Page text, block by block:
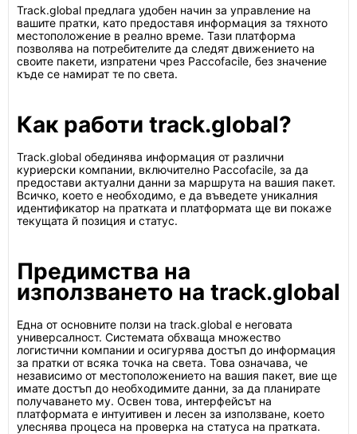
Track.global предлага удобен начин за управление на
вашите пратки, като предоставя информация за тяхното
местоположение в реално време. Тази платформа
позволява на потребителите да следят движението на
своите пакети, изпратени чрез Paccofacile, без значение
къде се намират те по света.
Как работи track.global?
Track.global обединява информация от различни
куриерски компании, включително Paccofacile, за да
предостави актуални данни за маршрута на вашия пакет.
Всичко, което е необходимо, е да въведете уникалния
идентификатор на пратката и платформата ще ви покаже
текущата й позиция и статус.
Предимства на
използването на track.global
Една от основните ползи на track.global е неговата
универсалност. Системата обхваща множество
логистични компании и осигурява достъп до информация
за пратки от всяка точка на света. Това означава, че
независимо от местоположението на вашия пакет, вие ще
имате достъп до необходимите данни, за да планирате
получаването му. Освен това, интерфейсът на
платформата е интуитивен и лесен за използване, което
улеснява процеса на проверка на статуса на пратката.